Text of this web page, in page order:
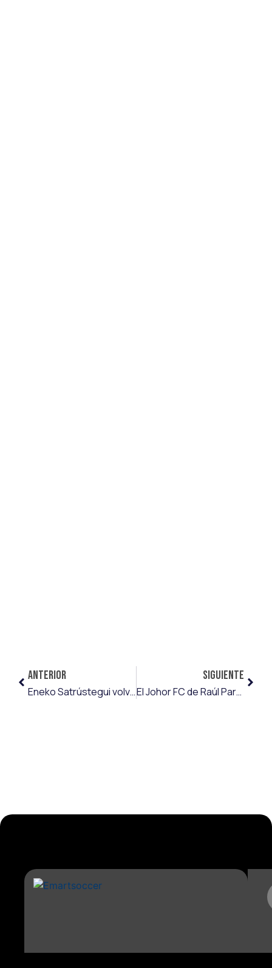
ANTERIOR
Eneko Satrústegui volvió al once de la Cultural Leonesa medio año después
SIGUIENTE
El Johor FC de Raúl Parra accede a los octavos de final de la AFC Champions League